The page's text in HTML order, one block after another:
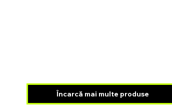
Încarcă mai multe produse